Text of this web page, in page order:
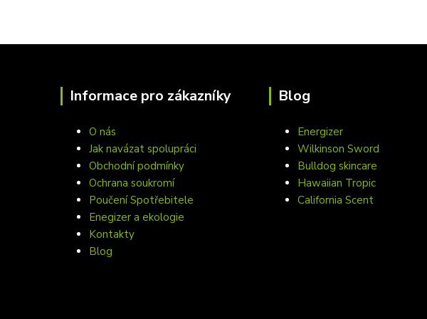
Informace pro zákazníky
O nás
Jak navázat spolupráci
Obchodní podmínky
Ochrana soukromí
Poučení Spotřebitele
Enegizer a ekologie
Kontakty
Blog
Blog
Energizer
Wilkinson Sword
Bulldog skincare
Hawaiian Tropic
California Scent